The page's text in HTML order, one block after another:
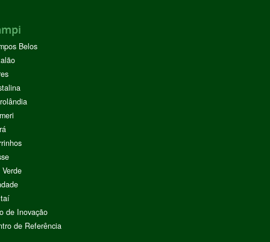
Belos
de Inovação
de Referência